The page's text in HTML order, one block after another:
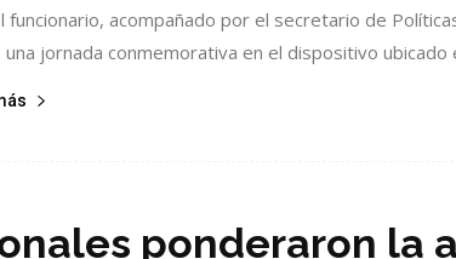
acompañado por el secretario de
jornada conmemorativa en el dispositivo ubicado
ponderaron la